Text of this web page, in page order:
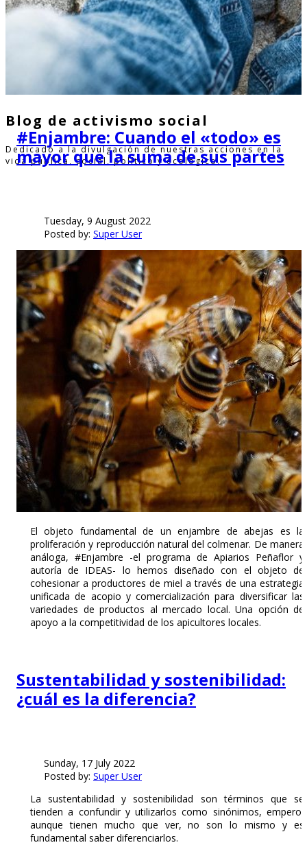
Blog de activismo social
Dedicado a la divulgación de nuestras acciones en la
vida pública, social, político y ecológico.
#Enjambre: Cuando el «todo» es
mayor que la suma de sus partes
Tuesday, 9 August 2022
Posted by: Super User
El objeto fundamental de un enjambre de abejas es la
proliferación y reproducción natural del colmenar. De manera
análoga, #Enjambre -el programa de Apiarios Peñaflor y
autoría de IDEAS- lo hemos diseñado con el objeto de
cohesionar a productores de miel a través de una estrategia
unificada de acopio y comercialización para diversificar las
variedades de productos al mercado local. Una opción de
apoyo a la competitividad de los apicultores locales.
Sustentabilidad y sostenibilidad:
¿cuál es la diferencia?
Sunday, 17 July 2022
Posted by: Super User
La sustentabilidad y sostenibilidad son términos que se
tienden a confundir y utilizarlos como sinónimos, empero,
aunque tienen mucho que ver, no son lo mismo y es
fundamental saber diferenciarlos.